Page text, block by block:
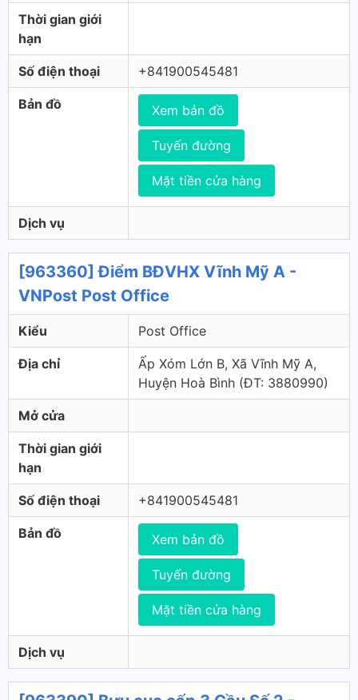
Thời gian giới
hạn
Số điện thoại +841900545481
Bản đồ Xem bản đồ
Tuyến đường
Mặt tiền cửa hàng
Dịch vụ
[963360] Điểm BĐVHX Vĩnh Mỹ A -
VNPost Post Office
Kiểu Post Office
Địa chỉ
Ấp Xóm Lớn B, Xã Vĩnh Mỹ A,
Huyện Hoà Bình (ÐT: 3880990)
Mở cửa
Thời gian giới
hạn
Số điện thoại +841900545481
Bản đồ Xem bản đồ
Tuyến đường
Mặt tiền cửa hàng
Dịch vụ